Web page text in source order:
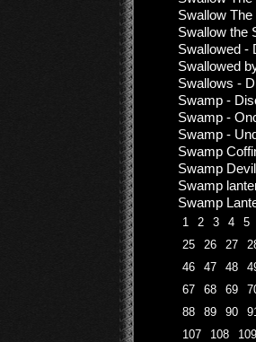
Swallow
Swallow the
Swallowed -
Swallowed
Swallows -
Swamp -
Swamp -
Swamp -
Swamp
Swamp
Swamp
Swamp
1 2 3 4
5
25
26 27
46
47 48
67
68 69
88
89 90
107
108
109